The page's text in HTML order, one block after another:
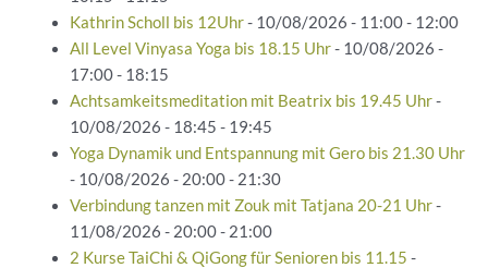
Kathrin Scholl bis 12Uhr- 10/08/2026 - 11:00 - 12:00
All Level Vinyasa Yoga bis 18.15 Uhr- 10/08/2026 -
17:00 - 18:15
Achtsamkeitsmeditation mit Beatrix bis 19.45 Uhr-
10/08/2026 - 18:45 - 19:45
Yoga Dynamik und Entspannung mit Gero bis 21.30 Uhr
- 10/08/2026 - 20:00 - 21:30
Verbindung tanzen mit Zouk mit Tatjana 20-21 Uhr-
11/08/2026 - 20:00 - 21:00
2 Kurse TaiChi & QiGong für Senioren bis 11.15 -